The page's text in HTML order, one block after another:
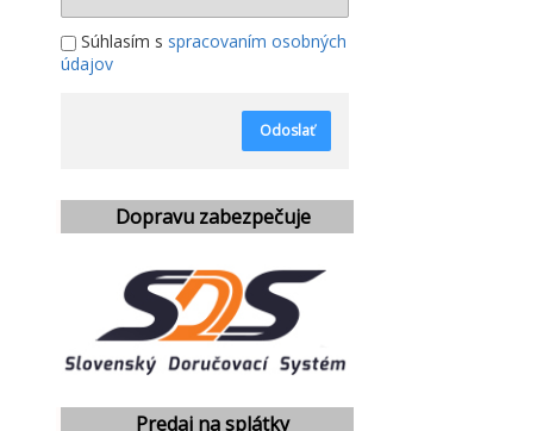
Súhlasím s spracovaním osobných
údajov
Odoslať
Dopravu zabezpečuje
Predaj na splátky